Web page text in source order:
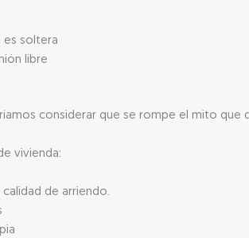
es soltera
libre
considerar que se rompe el mito que
vivienda:
de arriendo.